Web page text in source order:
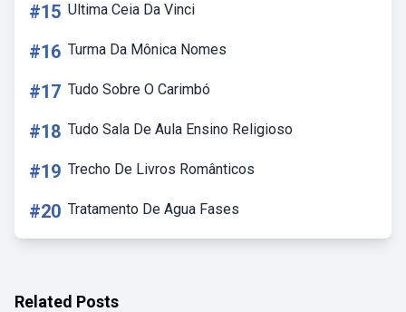
#15 Ultima Ceia Da Vinci
#16 Turma Da Mônica Nomes
#17 Tudo Sobre O Carimbó
#18 Tudo Sala De Aula Ensino Religioso
#19 Trecho De Livros Românticos
#20 Tratamento De Agua Fases
Related Posts